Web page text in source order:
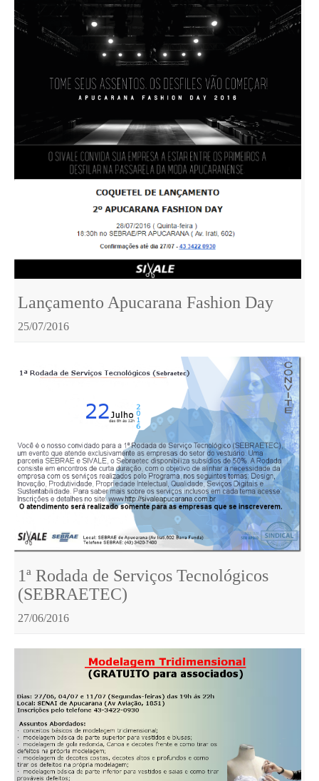
Lançamento Apucarana Fashion Day
25/07/2016
1ª Rodada de Serviços Tecnológicos
(SEBRAETEC)
27/06/2016